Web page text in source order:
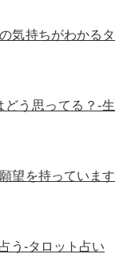
気持ちがわかるタ
どう思ってる？-生
望を持っています
う-タロット占い